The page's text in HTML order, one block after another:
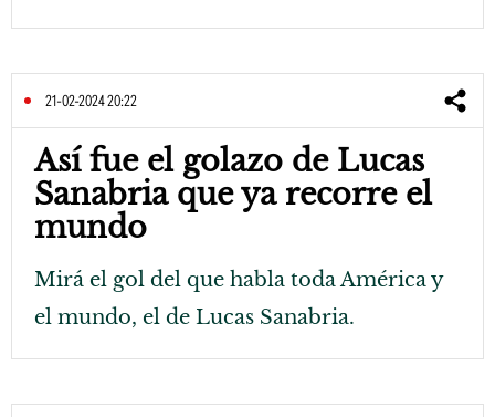
21-02-2024 20:22
Así fue el golazo de Lucas
Sanabria que ya recorre el
mundo
Mirá el gol del que habla toda América y
el mundo, el de Lucas Sanabria.